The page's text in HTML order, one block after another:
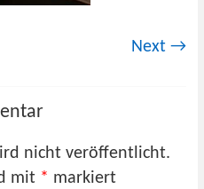
Next →
nicht veröffentlicht.
mit * markiert